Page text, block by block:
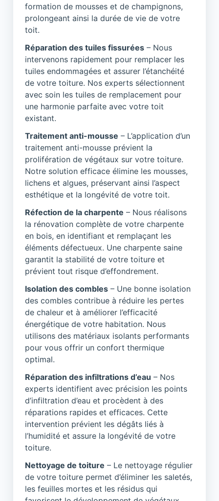
formation de mousses et de champignons,
prolongeant ainsi la durée de vie de votre
toit.
Réparation des tuiles fissurées – Nous
intervenons rapidement pour remplacer les
tuiles endommagées et assurer l’étanchéité
de votre toiture. Nos experts sélectionnent
avec soin les tuiles de remplacement pour
une harmonie parfaite avec votre toit
existant.
Traitement anti-mousse – L’application d’un
traitement anti-mousse prévient la
prolifération de végétaux sur votre toiture.
Notre solution efficace élimine les mousses,
lichens et algues, préservant ainsi l’aspect
esthétique et la longévité de votre toit.
Réfection de la charpente – Nous réalisons
la rénovation complète de votre charpente
en bois, en identifiant et remplaçant les
éléments défectueux. Une charpente saine
garantit la stabilité de votre toiture et
prévient tout risque d’effondrement.
Isolation des combles – Une bonne isolation
des combles contribue à réduire les pertes
de chaleur et à améliorer l’efficacité
énergétique de votre habitation. Nous
utilisons des matériaux isolants performants
pour vous offrir un confort thermique
optimal.
Réparation des infiltrations d’eau – Nos
experts identifient avec précision les points
d’infiltration d’eau et procèdent à des
réparations rapides et efficaces. Cette
intervention prévient les dégâts liés à
l’humidité et assure la longévité de votre
toiture.
Nettoyage de toiture – Le nettoyage régulier
de votre toiture permet d’éliminer les saletés,
les feuilles mortes et les résidus qui